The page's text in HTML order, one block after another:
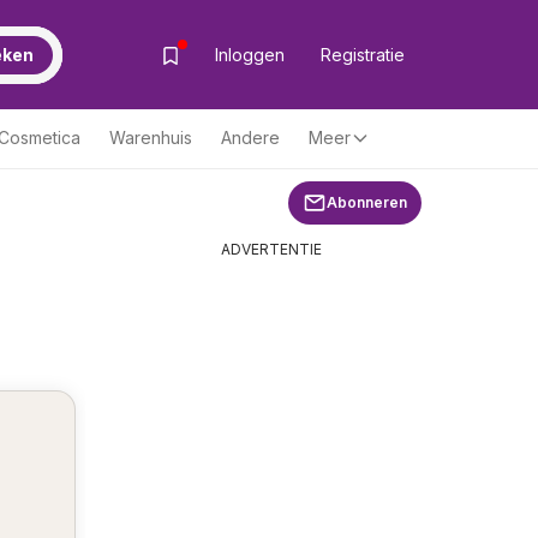
Inloggen Registratie
Warenhuis Andere Meer
Abonneren
ADVERTENTIE